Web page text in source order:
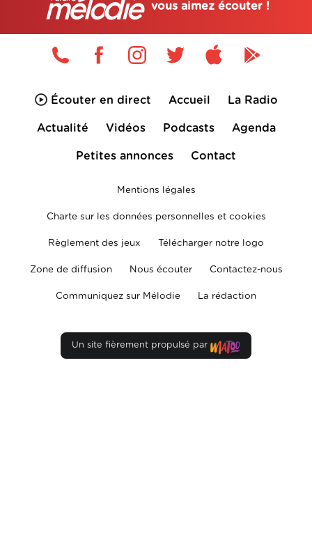
vous aimez écouter !
Écouter en direct Accueil La Radio
Actualité Vidéos Podcasts Agenda
Petites annonces Contact
Mentions légales
Charte sur les données personnelles et cookies
Règlement des jeux Télécharger notre logo
Zone de diffusion Nous écouter Contactez-nous
Communiquez sur Mélodie La rédaction
Un site fièrement propulsé par